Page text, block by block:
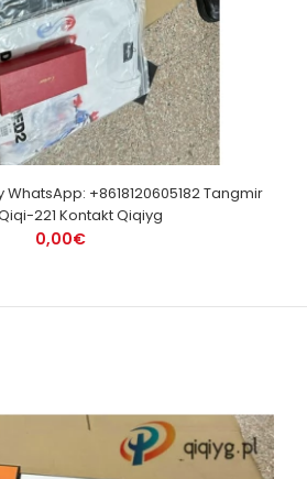
+8618120605182 Tangmir
221 Kontakt Qiqiyg
0,00€